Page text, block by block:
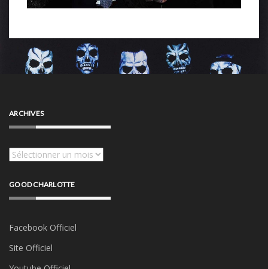
ARCHIVES
Archives
GOOD CHARLOTTE
Facebook Officiel
Site Officiel